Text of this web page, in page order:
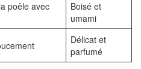
poêle avec
Boisé et
umami
Délicat et
parfumé